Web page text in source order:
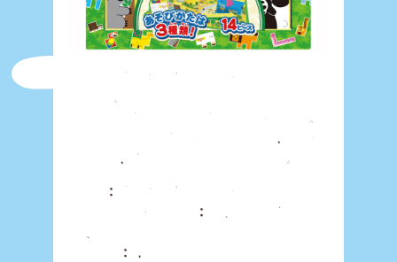
新製品「どうぶつパズルブロック」を発売いた
しました。
14種類のどうぶつを形どったブロックです。
3種類のあそび(どうぶつえんあそび、ブロッ
クあそび、パズルあそび)が楽しめます。
商品名：どうぶつパズルブロック
メーカー希望小売価格：￥1,600 (税込
￥1,760)
対象年齢：1.5歳～